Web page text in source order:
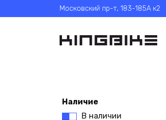
к
Московский пр-т, 183-185А к2
Наличие
В наличии